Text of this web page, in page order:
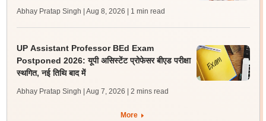
Abhay Pratap Singh | Aug 8, 2026 | 1 min read
UP Assistant Professor BEd Exam
Postponed 2026: यूपी असिस्टेंट प्रोफेसर बीएड परीक्षा
स्थगित, नई तिथि बाद में
Abhay Pratap Singh | Aug 7, 2026 | 2 mins read
More